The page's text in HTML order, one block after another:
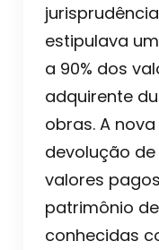
estipulava
a 90% dos
adquirente
obras. A
devolução
valores
patrimônio
conhecidas